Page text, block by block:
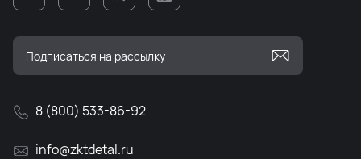
8 (800) 533-86-92
info@zktdetal.ru